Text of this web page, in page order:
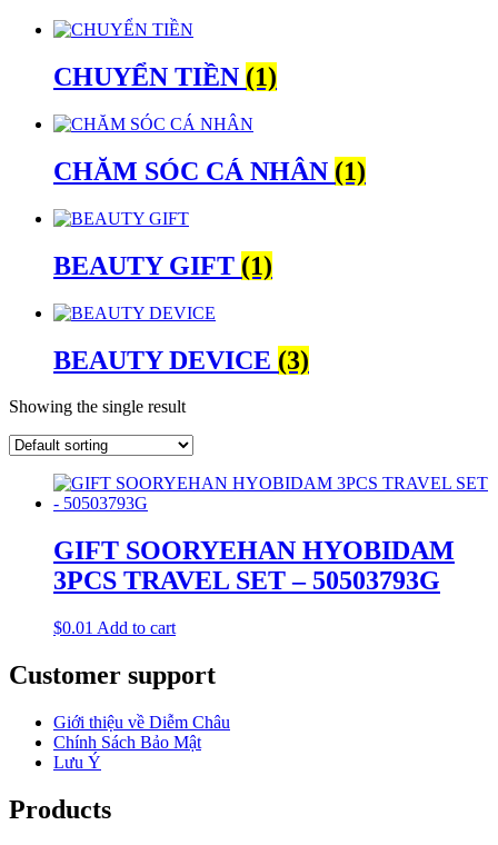
CHUYỂN TIỀN (1)
CHĂM SÓC CÁ NHÂN (1)
BEAUTY GIFT (1)
BEAUTY DEVICE (3)
Showing the single result
GIFT SOORYEHAN HYOBIDAM
3PCS TRAVEL SET – 50503793G
$0.01 Add to cart
Customer support
Giới thiệu về Diễm Châu
Chính Sách Bảo Mật
Lưu Ý
Products